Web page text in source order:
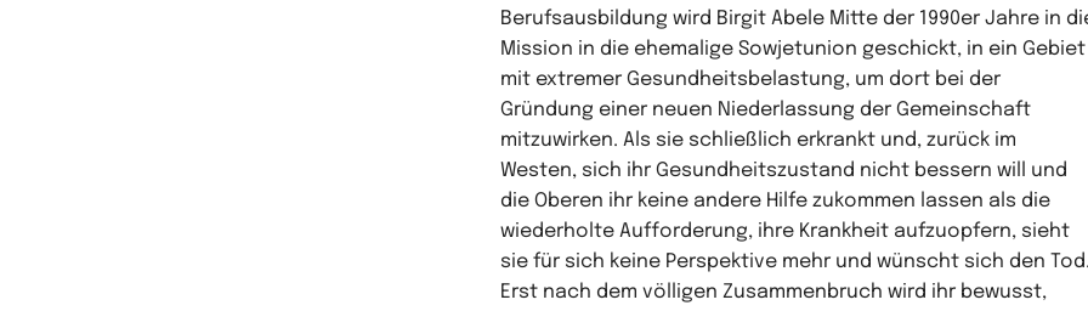
Berufsausbildung wird Birgit Abele Mitte der 1990er Jahre in
Mission in die ehemalige Sowjetunion geschickt, in ein Gebiet
mit extremer Gesundheitsbelastung, um dort bei der
Gründung einer neuen Niederlassung der Gemeinschaft
mitzuwirken. Als sie schließlich erkrankt und, zurück im
Westen, sich ihr Gesundheitszustand nicht bessern will und
die Oberen ihr keine andere Hilfe zukommen lassen als die
wiederholte Aufforderung, ihre Krankheit aufzuopfern, sieht
sie für sich keine Perspektive mehr und wünscht sich den
Erst nach dem völligen Zusammenbruch wird ihr bewusst,